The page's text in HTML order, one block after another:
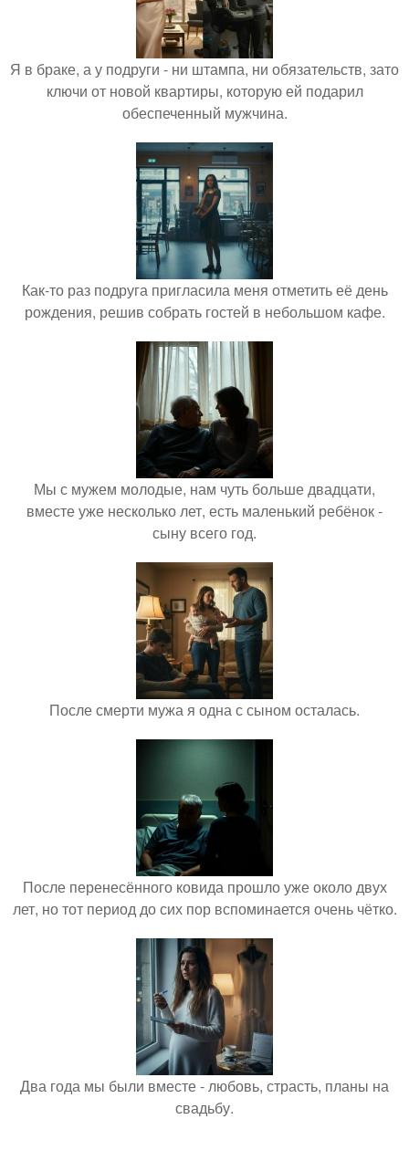
Я в браке, а у подруги - ни штампа, ни обязательств, зато
ключи от новой квартиры, которую ей подарил
обеспеченный мужчина.
Как-то раз подруга пригласила меня отметить её день
рождения, решив собрать гостей в небольшом кафе.
Мы с мужем молодые, нам чуть больше двадцати,
вместе уже несколько лет, есть маленький ребёнок -
сыну всего год.
После смерти мужа я одна с сыном осталась.
После перенесённого ковида прошло уже около двух
лет, но тот период до сих пор вспоминается очень чётко.
Два года мы были вместе - любовь, страсть, планы на
свадьбу.